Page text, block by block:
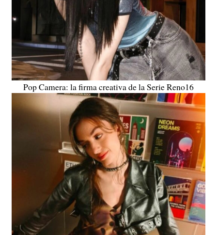
Pop Camera: la firma creativa de la Serie Reno16